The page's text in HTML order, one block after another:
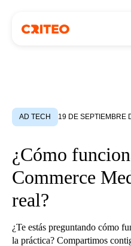
AD TECH 19 DE SEPTIEMBRE
¿Cómo
Commerce
real?
¿Te estás preguntando cómo
la práctica? Compartimos